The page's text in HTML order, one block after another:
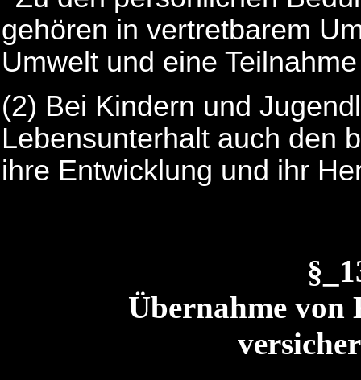
gehören in vertretbarem
Umwelt und eine
(2) Bei Kindern und
Lebensunterhalt auch den
ihre Entwicklung und ihr
Übernahme von